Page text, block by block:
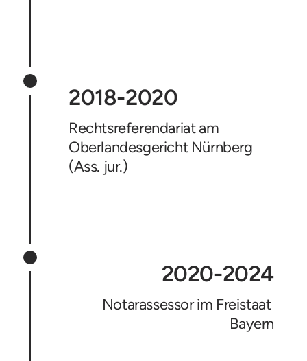
2018-2020
Rechtsreferendariat am
Oberlandesgericht Nürnberg
(Ass. jur.)
2020-2024
Notarassessor im Freistaat
Bayern